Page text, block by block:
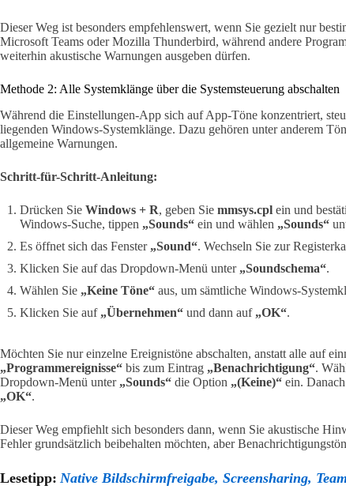
Dieser Weg ist besonders empfehlenswert, wenn Sie gezielt nur
Microsoft Teams oder Mozilla Thunderbird, während andere
weiterhin akustische Warnungen ausgeben dürfen.
Methode 2: Alle Systemklänge über die Systemsteuerung abschalten
Während die Einstellungen-App sich auf App-Töne konzentriert,
liegenden Windows-Systemklänge. Dazu gehören unter anderem
allgemeine Warnungen.
Schritt-für-Schritt-Anleitung:
Drücken Sie Windows + R, geben Sie mmsys.cpl ein und
Windows-Suche, tippen „Sounds“ ein und wählen „Sounds“
Es öffnet sich das Fenster „Sound“. Wechseln Sie zur
Klicken Sie auf das Dropdown-Menü unter „Soundschema“.
Wählen Sie „Keine Töne“ aus, um sämtliche Windows-
Klicken Sie auf „Übernehmen“ und dann auf „OK“.
Möchten Sie nur einzelne Ereignistöne abschalten, anstatt alle auf
„Programmereignisse“ bis zum Eintrag „Benachrichtigung“.
Dropdown-Menü unter „Sounds“ die Option „(Keine)“ ein.
„OK“.
Dieser Weg empfiehlt sich besonders dann, wenn Sie akustische
Fehler grundsätzlich beibehalten möchten, aber
Lesetipp: Native Bildschirmfreigabe, Screensharing,